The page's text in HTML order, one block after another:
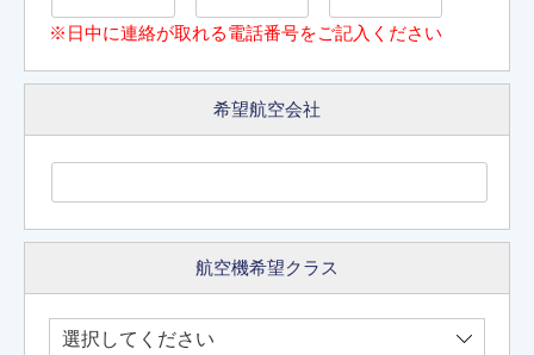
※日中に連絡が取れる電話番号をご記入ください
希望航空会社
航空機希望クラス